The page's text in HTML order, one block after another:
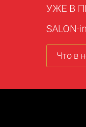
УЖЕ В
SALON-
Что в